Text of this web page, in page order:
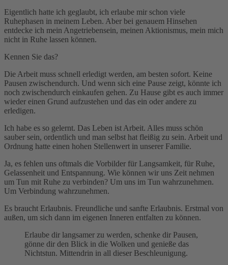
Eigentlich hatte ich geglaubt, ich erlaube mir schon viele
Ruhephasen in meinem Leben. Aber bei genauem Hinsehen
entdecke ich mein Angetriebensein, meinen Aktionismus, mein mich
nicht in Ruhe lassen können.
Kennen Sie das?
Die Arbeit muss schnell erledigt werden, am besten sofort. Keine
Pausen zwischendurch. Und wenn sich eine Pause zeigt, könnte ich
noch zwischendurch einkaufen gehen. Zu Hause gibt es auch immer
wieder einen Grund aufzustehen und das ein oder andere zu
erledigen.
Ich habe es so gelernt. Das Leben ist Arbeit. Alles muss schön
sauber sein, ordentlich und man selbst hat fleißig zu sein. Arbeit und
Ordnung hatte einen hohen Stellenwert in unserer Familie.
Ja, es fehlen uns oftmals die Vorbilder für Langsamkeit, für Ruhe,
Gelassenheit und Entspannung. Wie können wir uns Zeit nehmen
um Tun mit Ruhe zu verbinden? Um uns im Tun wahrzunehmen.
Um Verbindung wahrzunehmen.
Es braucht Erlaubnis. Freundliche und sanfte Erlaubnis. Erstmal von
außen, um sich dann im eigenen Inneren entfalten zu können.
Erlaube dir langsamer zu werden, schenke dir Pausen,
gönne dir den Blick in die Wolken und genieße das
Nichtstun. Mittendrin in all dieser Beschleunigung.